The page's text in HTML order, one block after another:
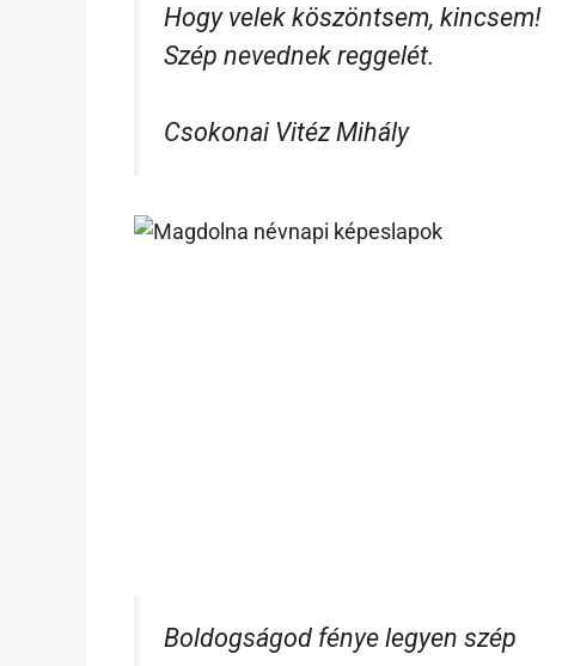
Hogy velek köszöntsem, kincsem!
Szép nevednek reggelét.
Csokonai Vitéz Mihály
Boldogságod fénye legyen szép